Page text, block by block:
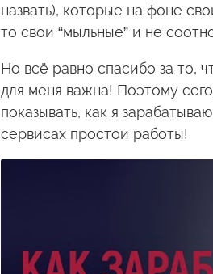
назвать), которые на фоне
то свои “мыльные” и не
Но всё равно спасибо за то,
для меня важна! Поэтому
показывать, как я
сервисах простой работы!